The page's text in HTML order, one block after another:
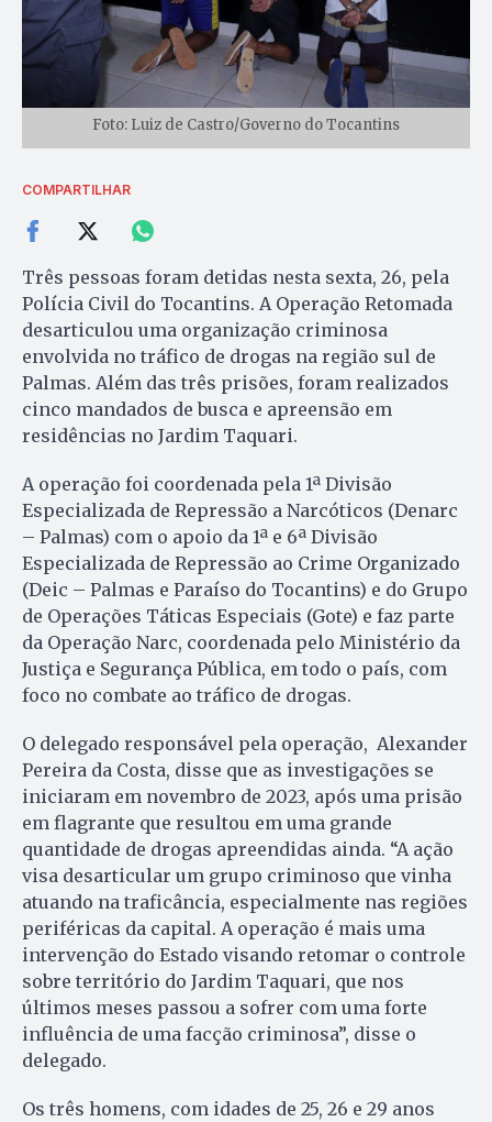
Foto: Luiz de Castro/Governo do Tocantins
COMPARTILHAR
Três pessoas foram detidas nesta sexta, 26, pela
Polícia Civil do Tocantins. A Operação Retomada
desarticulou uma organização criminosa
envolvida no tráfico de drogas na região sul de
Palmas. Além das três prisões, foram realizados
cinco mandados de busca e apreensão em
residências no Jardim Taquari.
A operação foi coordenada pela 1ª Divisão
Especializada de Repressão a Narcóticos (Denarc
– Palmas) com o apoio da 1ª e 6ª Divisão
Especializada de Repressão ao Crime Organizado
(Deic – Palmas e Paraíso do Tocantins) e do Grupo
de Operações Táticas Especiais (Gote) e faz parte
da Operação Narc, coordenada pelo Ministério da
Justiça e Segurança Pública, em todo o país, com
foco no combate ao tráfico de drogas.
O delegado responsável pela operação, Alexander
Pereira da Costa, disse que as investigações se
iniciaram em novembro de 2023, após uma prisão
em flagrante que resultou em uma grande
quantidade de drogas apreendidas ainda. “A ação
visa desarticular um grupo criminoso que vinha
atuando na traficância, especialmente nas regiões
periféricas da capital. A operação é mais uma
intervenção do Estado visando retomar o controle
sobre território do Jardim Taquari, que nos
últimos meses passou a sofrer com uma forte
influência de uma facção criminosa”, disse o
delegado.
Os três homens, com idades de 25, 26 e 29 anos